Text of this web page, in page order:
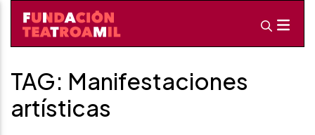
TAG: Manifestaciones
artísticas